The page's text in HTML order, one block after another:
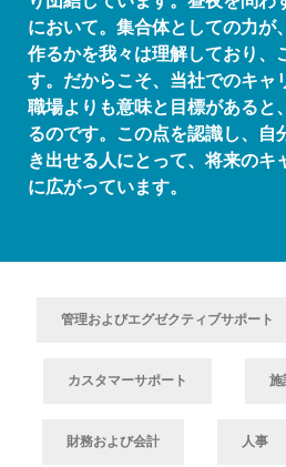
において。集合体としての力が
作るかを我々は理解しており、
す。だからこそ、当社でのキャ
職場よりも意味と目標があると
るのです。この点を認識し、自
き出せる人にとって、将来のキ
に広がっています。
管理およびエグゼクティブサポート
カスタマーサポート 施
財務および会計 人事